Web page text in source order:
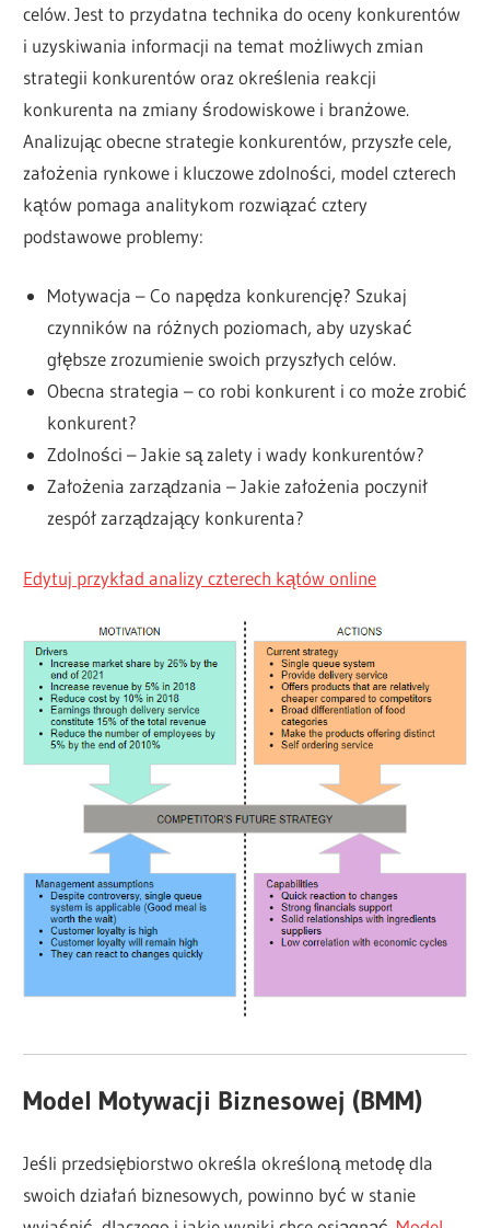
celów. Jest to przydatna technika do oceny konkurentów
i uzyskiwania informacji na temat możliwych zmian
strategii konkurentów oraz określenia reakcji
konkurenta na zmiany środowiskowe i branżowe.
Analizując obecne strategie konkurentów, przyszłe cele,
założenia rynkowe i kluczowe zdolności, model czterech
kątów pomaga analitykom rozwiązać cztery
podstawowe problemy:
Motywacja – Co napędza konkurencję? Szukaj
czynników na różnych poziomach, aby uzyskać
głębsze zrozumienie swoich przyszłych celów.
Obecna strategia – co robi konkurent i co może zrobić
konkurent?
Zdolności – Jakie są zalety i wady konkurentów?
Założenia zarządzania – Jakie założenia poczynił
zespół zarządzający konkurenta?
Edytuj przykład analizy czterech kątów online
Model Motywacji Biznesowej (BMM)
Jeśli przedsiębiorstwo określa określoną metodę dla
swoich działań biznesowych, powinno być w stanie